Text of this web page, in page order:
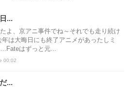
...
よ、京アニ事件でね～それでも走り続け
は大晦日にも終了アニメがあったしミ
はずっと元...
00:02
...